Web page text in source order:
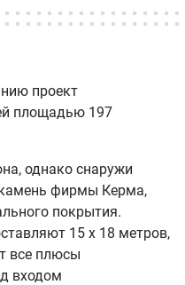
проект
площадью 197
однако снаружи
фирмы Керма,
покрытия.
15 х 18 метров,
все плюсы
входом